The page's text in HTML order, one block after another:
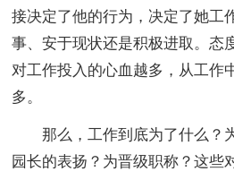
接决定了他的行为，决定了她工
事、安于现状还是积极进取。态
对工作投入的心血越多，从工作
多。
那么，工作到底为了什么？
园长的表扬？为晋级职称？这些